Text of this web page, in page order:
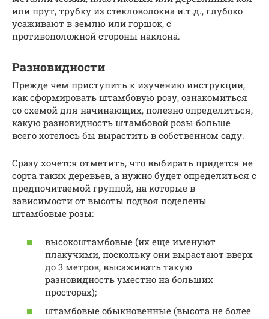
или прут, трубку из стекловолокна и.т.д., глубоко
усаживают в землю или горшок, с
противоположной стороны наклона.
Разновидности
Прежде чем приступить к изучению инструкции,
как сформировать штамбовую розу, ознакомиться
со схемой для начинающих, полезно определиться,
какую разновидность штамбовой розы больше
всего хотелось бы вырастить в собственном саду.
Сразу хочется отметить, что выбирать придется не
сорта таких деревьев, а нужно будет определиться с
предпочитаемой группой, на которые в
зависимости от высоты подвоя поделены
штамбовые розы:
высокоштамбовые (их еще именуют
плакучими, поскольку они вырастают вверх
до 3 метров, высаживать такую
разновидность уместно на больших
просторах);
штамбовые обыкновенные (высота не более